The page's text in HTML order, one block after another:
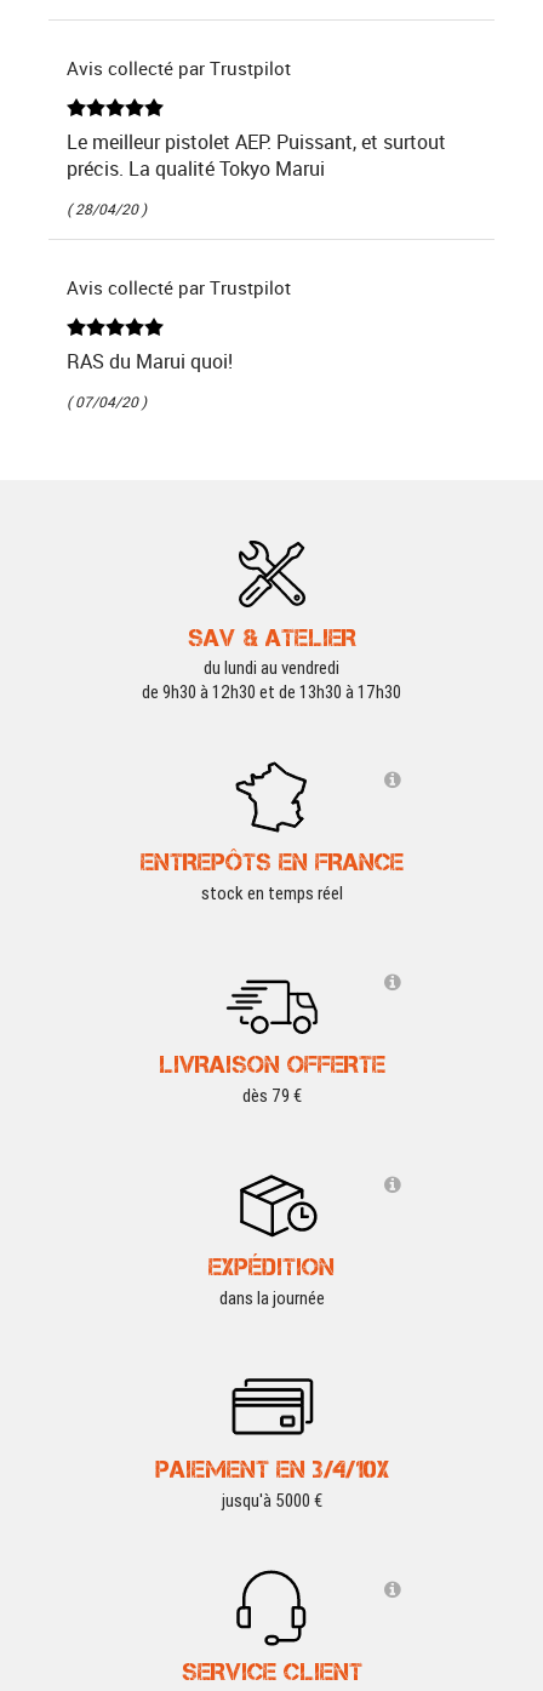
Avis collecté par Trustpilot
Le meilleur pistolet AEP. Puissant, et surtout
précis. La qualité Tokyo Marui
( 28/04/20 )
Avis collecté par Trustpilot
RAS du Marui quoi!
( 07/04/20 )
SAV & ATELIER
du lundi au vendredi
de 9h30 à 12h30 et de 13h30 à 17h30
ENTREPÔTS EN FRANCE
stock en temps réel
LIVRAISON OFFERTE
dès 79 €
EXPÉDITION
dans la journée
PAIEMENT EN 3/4/10X
jusqu'à 5000 €
SERVICE CLIENT